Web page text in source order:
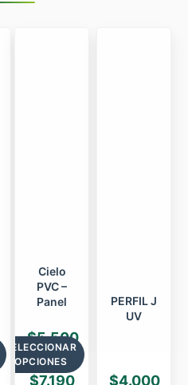
Cielo
PVC –
Panel
$5.500
-
$7.190Rango
SELECCIONAR
OPCIONES
PERFIL J
UV
$4.000